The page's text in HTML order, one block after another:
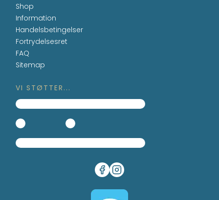
Shop
Information
Handelsbetingelser
Fortrydelsesret
FAQ
Sitemap
VI STØTTER...